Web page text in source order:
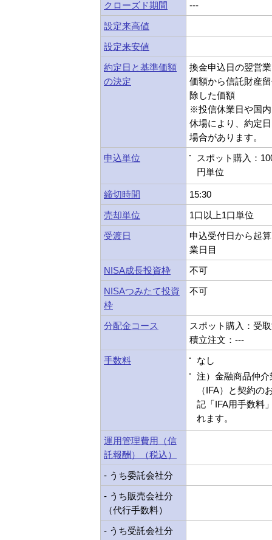
クローズド期間
---
設定来高値
設定来安値
約定日と基準価額
の決定
換金申込日の翌営
価額から信託財産
除した価額
※投信休業日や国
休場により、約定
場合があります。
申込単位
スポット購入：
円単位
締切時間
15:30
売却単位
1口以上1口単位
受渡日
申込受付日から起
業日目
NISA成長投資枠
不可
NISAつみたて投資
枠
不可
分配金コース
スポット購入：受
積立注文：---
手数料
なし
注）金融商品仲介
（IFA）と契約の
記「IFA用手数料
れます。
運用管理費用（信
託報酬）（税込）
- うち委託会社分
- うち販売会社分
（代行手数料）
- うち受託会社分